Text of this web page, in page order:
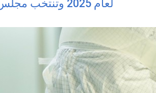
لعام 2025 وتنتخب مجلس إدارتها الجديد